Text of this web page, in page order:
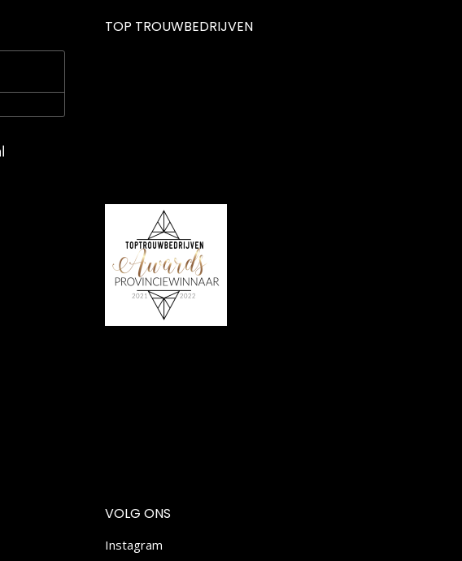
TOP TROUWBEDRIJVEN
VOLG ONS
Instagram